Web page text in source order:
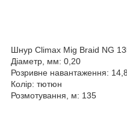
Шнур Climax Mig Braid NG
Діаметр, мм: 0,20
Розривне навантаження:
Колір: тютюн
Розмотування, м: 135